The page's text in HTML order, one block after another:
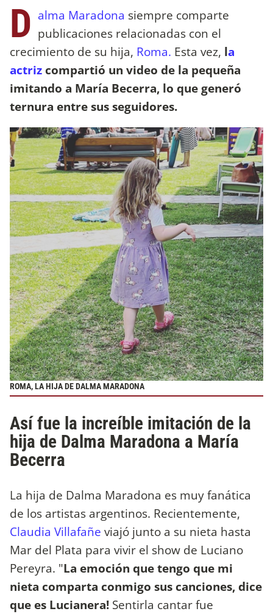
D alma Maradona siempre comparte
publicaciones relacionadas con el
crecimiento de su hija, Roma. Esta vez, la
actriz compartió un video de la pequeña
imitando a María Becerra, lo que generó
ternura entre sus seguidores.
ROMA, LA HIJA DE DALMA MARADONA
Así fue la increíble imitación de la
hija de Dalma Maradona a María
Becerra
La hija de Dalma Maradona es muy fanática
de los artistas argentinos. Recientemente,
Claudia Villafañe viajó junto a su nieta hasta
Mar del Plata para vivir el show de Luciano
Pereyra. "La emoción que tengo que mi
nieta comparta conmigo sus canciones, dice
que es Lucianera! Sentirla cantar fue